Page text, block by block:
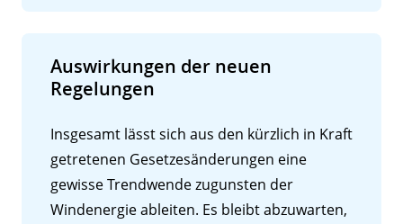
Auswirkungen der neuen
Regelungen
Insgesamt lässt sich aus den kürzlich in Kraft
getretenen Gesetzesänderungen eine
gewisse Trendwende zugunsten der
Windenergie ableiten. Es bleibt abzuwarten,